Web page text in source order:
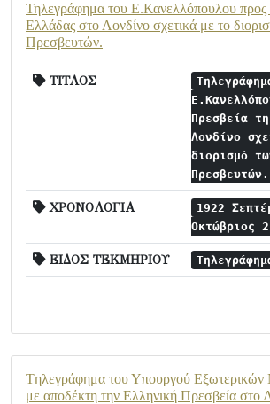
Τηλεγράφημα του Ε.Κανελλόπουλου προς
Ελλάδας στο Λονδίνο σχετικά με το
Πρεσβευτών.
ΤΙΤΛΟΣ
Πρεσβεία
Λονδίνο
διορισμό
Πρεσβευτών.
ΧΡΟΝΟΛΟΓΙΑ
1922
Οκτώβριος 2
ΕΙΔΟΣ ΤΕΚΜΗΡΙΟΥ
Tηλεγράφημα του Υπουργού Εξωτερικών
με αποδέκτη την Ελληνική Πρεσβεία στο